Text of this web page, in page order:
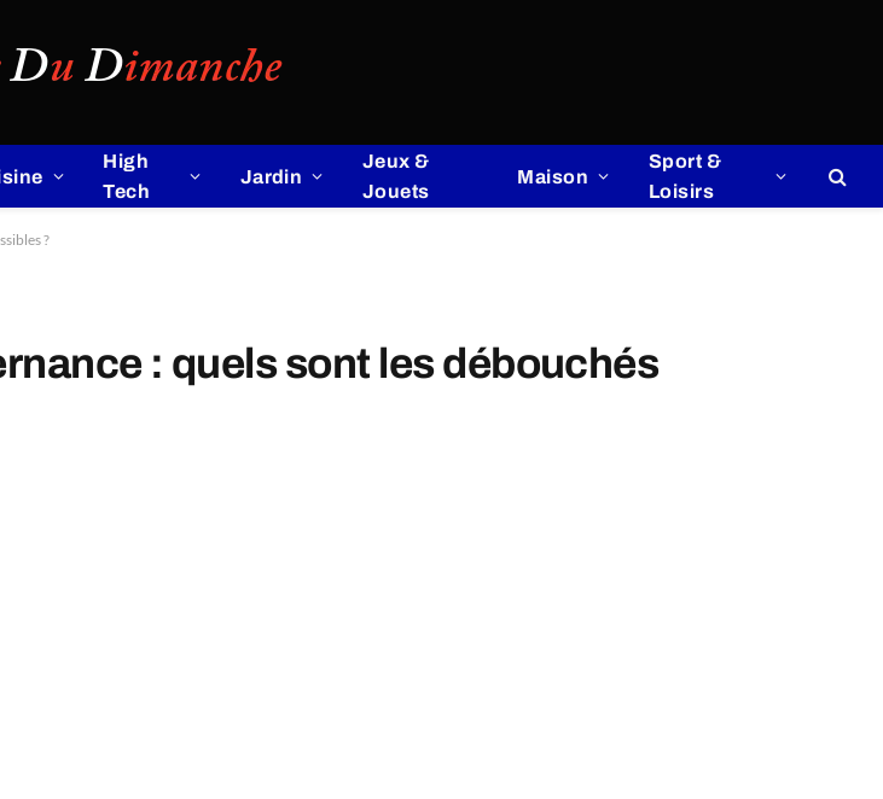
High
Tech
Jardin
Jeux &
Jouets
Maison
Sport &
Loisirs
?
: quels sont les débouchés